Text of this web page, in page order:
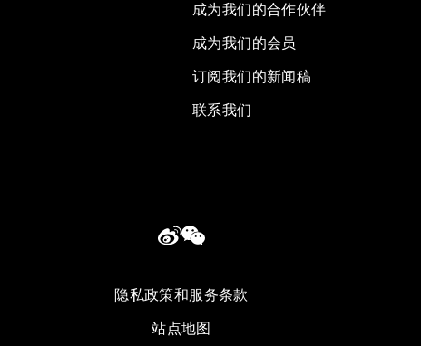
成为我们的合作伙伴
成为我们的会员
订阅我们的新闻稿
联系我们
隐私政策和服务条款
站点地图